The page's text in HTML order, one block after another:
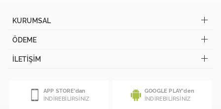
KURUMSAL
ÖDEME
İLETİŞİM
APP STORE'dan
İNDİREBİLİRSİNİZ
GOOGLE PLAY'den
İNDİREBİLİRSİNİZ